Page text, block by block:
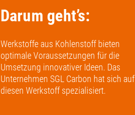
Darum geht’s:
Werkstoffe aus Kohlenstoff bieten
optimale Voraussetzungen für die
Umsetzung innovativer Ideen. Das
Unternehmen SGL Carbon hat sich auf
diesen Werkstoff spezialisiert.